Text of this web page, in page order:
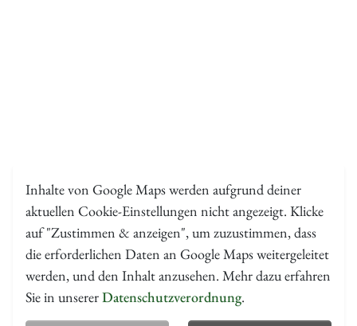
Inhalte von Google Maps werden aufgrund deiner
aktuellen Cookie-Einstellungen nicht angezeigt. Klicke
auf "Zustimmen & anzeigen", um zuzustimmen, dass
die erforderlichen Daten an Google Maps weitergeleitet
werden, und den Inhalt anzusehen. Mehr dazu erfahren
Sie in unsererDatenschutzverordnung.